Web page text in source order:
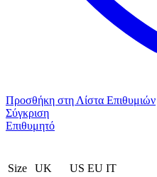
Προσθήκη στη Λίστα Επιθυμιών
Σύγκριση
Επιθυμητό
Size UK US EU ΙΤ